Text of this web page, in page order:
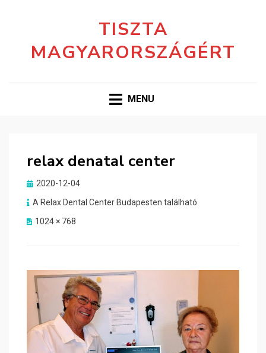
TISZTA
MAGYARORSZÁGÉRT
MENU
relax denatal center
Posted
2020-12-04
A Relax Dental Center Budapesten található
1024 × 768